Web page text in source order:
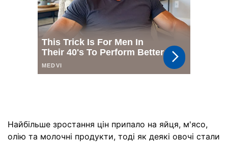
Найбільше зростання цін припало на яйця, м'ясо,
олію та молочні продукти, тоді як деякі овочі стали